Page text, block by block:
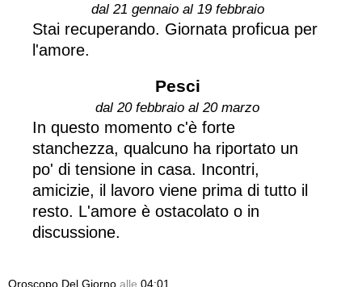
dal 21 gennaio al 19 febbraio
Stai recuperando. Giornata proficua per
l'amore.
Pesci
dal 20 febbraio al 20 marzo
In questo momento c'è forte
stanchezza, qualcuno ha riportato un
po' di tensione in casa. Incontri,
amicizie, il lavoro viene prima di tutto il
resto. L'amore è ostacolato o in
discussione.
Oroscopo Del Giorno alle 04:01